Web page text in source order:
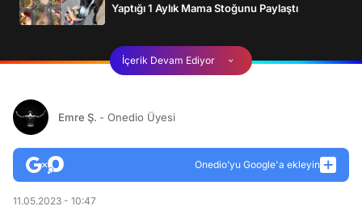
Yaptığı 1 Aylık Mama Stoğunu Paylaştı
İçerik Devam Ediyor
Emre Ş. - Onedio Üyesi
Onedio’yu Google'a ekleyin
11.05.2023 - 10:47